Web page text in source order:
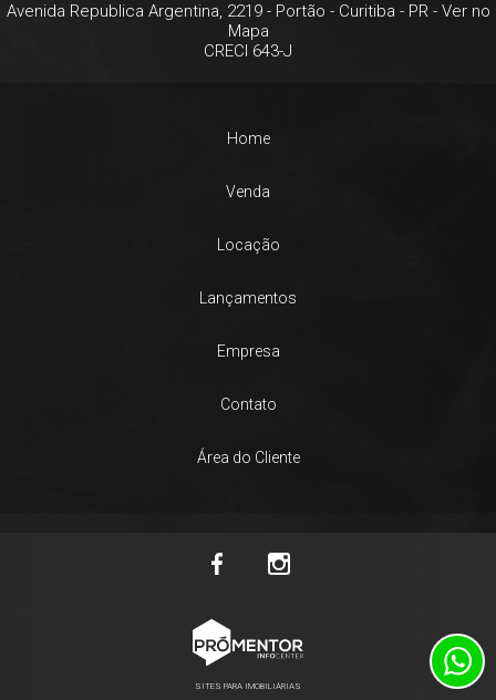
Avenida Republica Argentina, 2219- Portão - Curitiba - PR- Ver no
Mapa
CRECI 643-J
Home
Venda
Locação
Lançamentos
Empresa
Contato
Área do Cliente
SITES PARA IMOBILIÁRIAS